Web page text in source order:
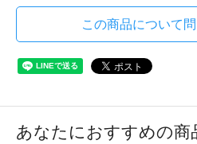
この商品について
あなたにおすすめの商